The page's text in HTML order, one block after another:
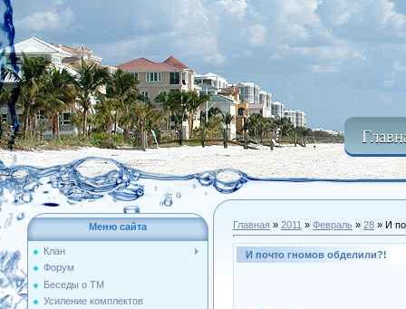
Меню сайта
Клан
Форум
Беседы о ТМ
Усиление комплектов
Главная » 2011 » Февраль » 28 » И
И почто гномов обделили?!